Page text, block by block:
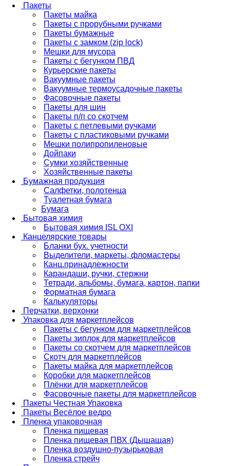
Пакеты
Пакеты майка
Пакеты с прорубными ручками
Пакеты бумажные
Пакеты с замком (zip lock)
Мешки для мусора
Пакеты с бегунком ПВД
Курьерские пакеты
Вакуумные пакеты
Вакуумные термоусадочные пакеты
Фасовочные пакеты
Пакеты для шин
Пакеты п/п со скотчем
Пакеты с петлевыми ручками
Пакеты с пластиковыми ручками
Мешки полипропиленовые
Дойпаки
Сумки хозяйственные
Хозяйственные пакеты
Бумажная продукция
Салфетки, полотенца
Туалетная бумага
Бумага
Бытовая химия
Бытовая химия ISL OXI
Канцелярские товары
Бланки бух. учетности
Выделители, маркеты, фломастеры
Канц.принадлежности
Карандаши, ручки, стержни
Тетради, альбомы, бумага, картон, папки
Форматная бумага
Калькуляторы
Перчатки, верхонки
Упаковка для маркетплейсов
Пакеты с бегунком для маркетплейсов
Пакеты зиплок для маркетплейсов
Пакеты со скотчем для маркетплейсов
Скотч для маркетплейсов
Пакеты майка для маркетплейсов
Коробки для маркетплейсов
Плёнки для маркетплейсов
Фасовочные пакеты для маркетплейсов
Пакеты Честная Упаковка
Пакеты Весёлое ведро
Пленка упаковочная
Пленка пищевая
Пленка пищевая ПВХ (Дышащая)
Пленка воздушно-пузырьковая
Пленка стрейч